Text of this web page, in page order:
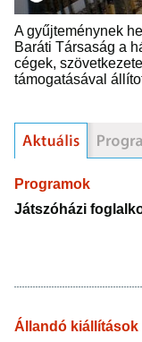
A gyűjteménynek
Baráti Társaság a
cégek,
támogatásával
Programok
Játszóházi
Állandó kiállítások